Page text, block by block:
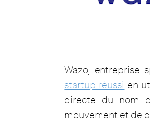
Wazo, entreprise
startup réussi en
directe du nom
mouvement et de